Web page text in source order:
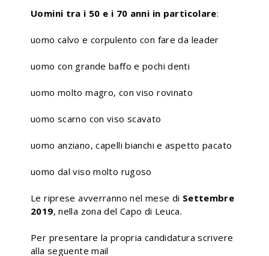
Uomini tra i 50 e i 70 anni in particolare:
uomo calvo e corpulento con fare da leader
uomo con grande baffo e pochi denti
uomo molto magro, con viso rovinato
uomo scarno con viso scavato
uomo anziano, capelli bianchi e aspetto pacato
uomo dal viso molto rugoso
Le riprese avverranno nel mese di Settembre
2019, nella zona del Capo di Leuca.
Per presentare la propria candidatura scrivere
alla seguente mail